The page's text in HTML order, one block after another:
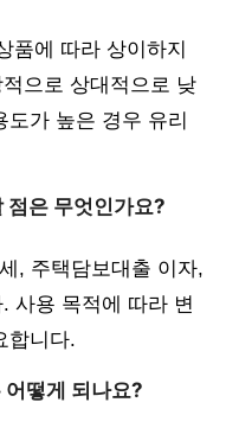
품에 따라 상이하지
으로 상대적으로 낮
도가 높은 경우 유리
점은 무엇인가요?
, 주택담보대출 이자,
사용 목적에 따라 변
합니다.
떻게 되나요?